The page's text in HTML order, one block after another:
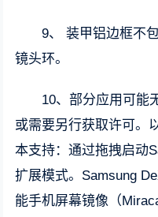
9、 装甲铝边框不
镜头环。
10、部分应用可能
或需要另行获取许可。
本支持：通过拖拽启动
扩展模式。Samsung
能手机屏幕镜像（